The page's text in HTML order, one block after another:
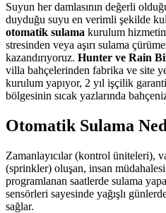
Suyun her damlasının değerli
duyduğu suyu en verimli şekilde
otomatik sulama kurulum
stresinden veya aşırı sulama
kazandırıyoruz. Hunter ve Rain
villa bahçelerinden fabrika ve site
kurulum yapıyor, 2 yıl işçilik
bölgesinin sıcak yazlarında
Otomatik Sulama
Zamanlayıcılar (kontrol üniteleri),
(sprinkler) oluşan, insan
programlanan saatlerde sulama
sensörleri sayesinde yağışlı
sağlar.